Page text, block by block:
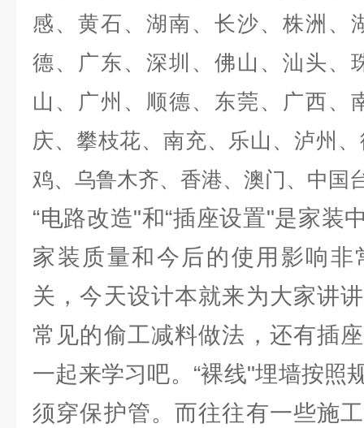
感、黄石、湖南、长沙、株洲、
德、广东、深圳、佛山、汕头、
山、广州、顺德、东莞、广西、
庆、攀枝花、南充、乐山、泸州
鸡、乌鲁木齐、香港、澳门、中国
“电路改造"和“插座设置"是家装
家装质量和今后的使用影响
关，今天设计本就来为大家讲
常见的偷工减料做法，还有插
一起来学习吧。“裸线"埋墙按照
须穿保护管。而往往有一些施